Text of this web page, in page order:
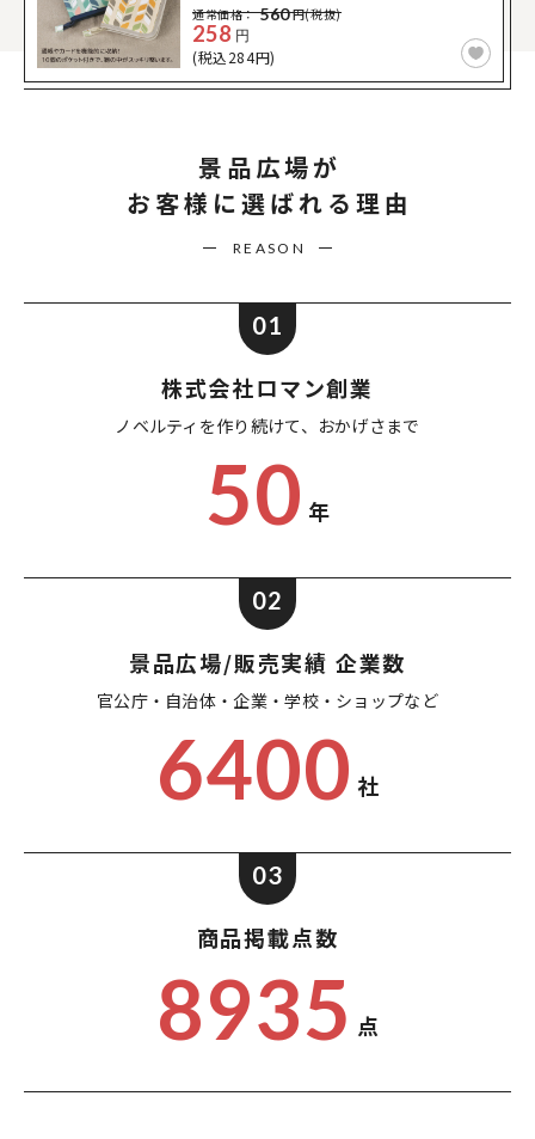
通常価格： 560円(税抜)
258 円
(税込284円)
景品広場が
お客様に選ばれる理由
REASON
01
株式会社ロマン創業
ノベルティを作り続けて、 おかげさまで
50 年
02
景品広場/販売実績 企業数
官公庁・自治体・企業・学校・ショップなど
6400 社
03
商品掲載点数
8935 点